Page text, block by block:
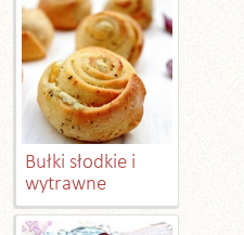
Bułki słodkie i
wytrawne